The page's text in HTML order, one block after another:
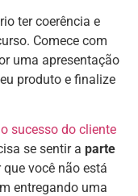
ter coerência e
Comece com
uma apresentação
produto e finalize
sucesso do cliente
se sentir a parte
que você não está
entregando uma